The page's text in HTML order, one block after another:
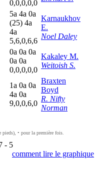
0,0,0,0,0
5a 4a 0a
(25) 4a
4a
5,6,0,6,6
Karnaukhov
E.
Noel Daley
0a 0a 0a
0a 0a
0,0,0,0,0
Kakaley M.
Weitoish S.
1a 0a 0a
4a 0a
9,0,0,6,0
Braxten
Boyd
R. Nifty
Norman
pieds), • pour la première fois.
- 5
comment lire le graphique